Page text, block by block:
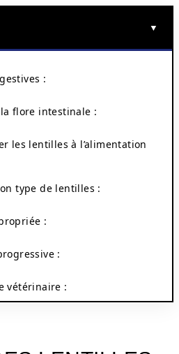
:
flore intestinale :
les lentilles à l’alimentation
type de lentilles :
:
:
vétérinaire :